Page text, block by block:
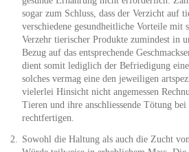
sogar zum Schluss, dass der Verzicht auf
verschiedene gesundheitliche Vorteile
Verzehr tierischer Produkte zumindest in
Bezug auf das entsprechende
dient somit lediglich der Befriedigung
solches vermag eine den jeweiligen
vielerlei Hinsicht nicht angemessen
Tieren und ihre anschliessende Tötung
rechtfertigen.
Sowohl die Haltung als auch die Zucht